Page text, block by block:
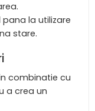
la utilizare
stare.
combinatie cu
a crea un